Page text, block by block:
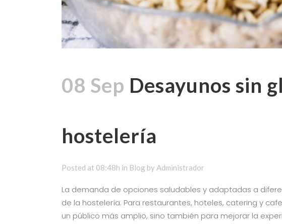
08 Sep Desayunos sin
hostelería
Posted at 08:48h in Blog by Administrador
La demanda de opciones saludables y adaptadas a
de la hostelería. Para restaurantes, hoteles, catering y
un público más amplio, sino también para mejorar la